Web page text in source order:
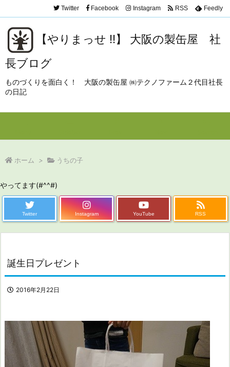
【やりまっせ !!】 大阪の製缶屋 社
長ブログ
ものづくりを面白く！ 大阪の製缶屋 ㈱テクノファーム２代目社長
の日記
Twitter Facebook Instagram RSS Feedly
ホーム > うちの子
やってます(#^^#)
Twitter Instagram YouTube RSS
誕生日プレゼント
2016年2月22日